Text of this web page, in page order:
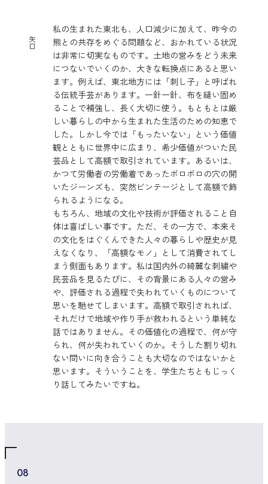
矢
口
私の生まれた東北も、人口減少に加えて、昨今の
熊との共存をめぐる問題など、おかれている状況
は非常に切実なものです。土地の営みをどう未来
につないでいくのか、大きな転換点にあると思い
ます。例えば、東北地方には「刺し子」と呼ばれ
る伝統手芸があります。一針一針、布を縫い固め
ることで補強し、長く大切に使う。もともとは厳
しい暮らしの中から生まれた生活のための知恵で
した。しかし今では「もったいない」という価値
観とともに世界中に広まり、希少価値がついた民
芸品として高額で取引されています。あるいは、
かつて労働者の労働着であったボロボロの穴の開
いたジーンズも、突然ビンテージとして高額で飾
られるようになる。
もちろん、地域の文化や技術が評価されること自
体は喜ばしい事です。ただ、その一方で、本来そ
の文化をはぐくんできた人々の暮らしや歴史が見
えなくなり、「高額なモノ」として消費されてし
まう側面もあります。私は国内外の綺麗な刺繍や
民芸品を見るたびに、その背景にある人々の営み
や、評価される過程で失われていくものについて
思いを馳せてしまいます。高額で取引されれば、
それだけで地域や作り手が救われるという単純な
話ではありません。その価値化の過程で、何が守
られ、何が失われていくのか。そうした割り切れ
ない問いに向き合うことも大切なのではないかと
思います。そういうことを、学生たちともじっく
り話してみたいですね。
08